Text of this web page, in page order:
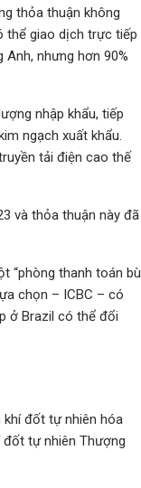
thỏa thuận không
thể giao dịch trực tiếp
nhưng hơn 90%
nhập khẩu, tiếp
ngạch xuất khẩu.
tải điện cao thế
và thỏa thuận này đã
“phòng thanh toán bù
chọn – ICBC – có
ở Brazil có thể đổi
khí đốt tự nhiên hóa
đốt tự nhiên Thượng